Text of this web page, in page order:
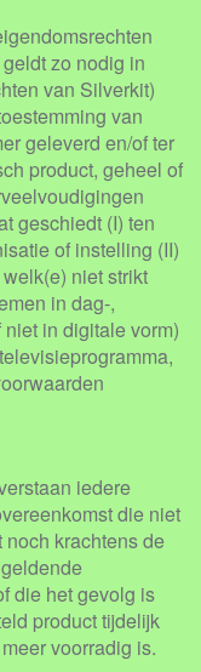
zo nodig in
van Silverkit)
van
geleverd en/of ter
product, geheel of
geschiedt (I) ten
of instelling (II)
niet strikt
in dag-,
in digitale vorm)
iedere
die niet
krachtens de
die het gevolg is
product tijdelijk
voorradig is.